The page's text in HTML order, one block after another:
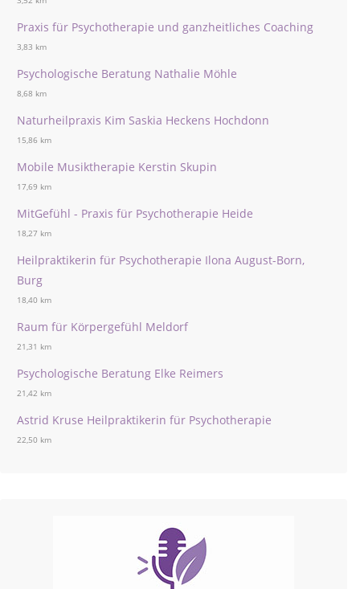
Praxis für Psychotherapie und ganzheitliches Coaching
3,83 km
Psychologische Beratung Nathalie Möhle
8,68 km
Naturheilpraxis Kim Saskia Heckens Hochdonn
15,86 km
Mobile Musiktherapie Kerstin Skupin
17,69 km
MitGefühl - Praxis für Psychotherapie Heide
18,27 km
Heilpraktikerin für Psychotherapie Ilona August-Born,
Burg
18,40 km
Raum für Körpergefühl Meldorf
21,31 km
Psychologische Beratung Elke Reimers
21,42 km
Astrid Kruse Heilpraktikerin für Psychotherapie
22,50 km